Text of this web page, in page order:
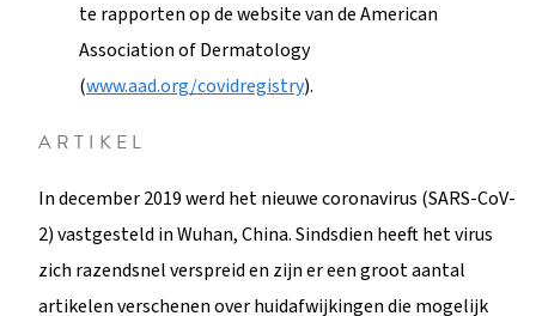
te rapporten op de website van de American
Association of Dermatology
(www.aad.org/covidregistry).
ARTIKEL
In december 2019 werd het nieuwe coronavirus (SARS-CoV-
2) vastgesteld in Wuhan, China. Sindsdien heeft het virus
zich razendsnel verspreid en zijn er een groot aantal
artikelen verschenen over huidafwijkingen die mogelijk